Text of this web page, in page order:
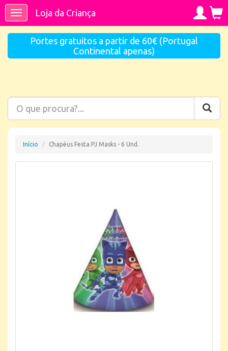
ToggleLoja da Criança
Portes gratuitos a partir de 60€ (Portugal
Continental apenas)
Início Chapéus Festa PJ Masks - 6 Und.